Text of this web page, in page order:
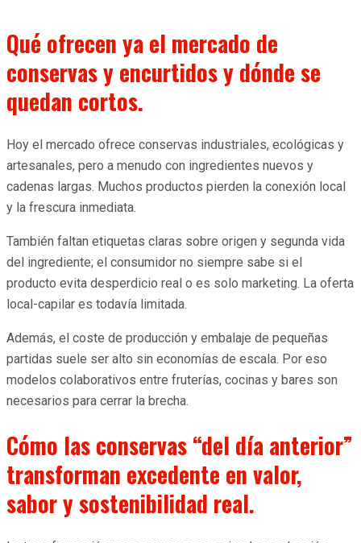
Qué ofrecen ya el mercado de
conservas y encurtidos y dónde se
quedan cortos.
Hoy el mercado ofrece conservas industriales, ecológicas y
artesanales, pero a menudo con ingredientes nuevos y
cadenas largas. Muchos productos pierden la conexión local
y la frescura inmediata.
También faltan etiquetas claras sobre origen y segunda vida
del ingrediente; el consumidor no siempre sabe si el
producto evita desperdicio real o es solo marketing. La oferta
local-capilar es todavía limitada.
Además, el coste de producción y embalaje de pequeñas
partidas suele ser alto sin economías de escala. Por eso
modelos colaborativos entre fruterías, cocinas y bares son
necesarios para cerrar la brecha.
Cómo las conservas “del día anterior”
transforman excedente en valor,
sabor y sostenibilidad real.